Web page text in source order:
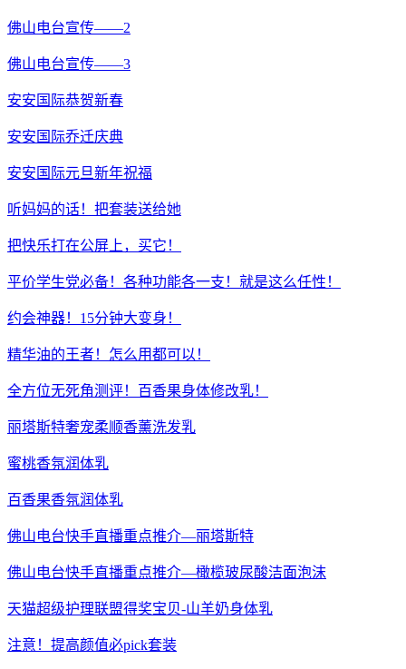
佛山电台宣传——2
佛山电台宣传——3
安安国际恭贺新春
安安国际乔迁庆典
安安国际元旦新年祝福
听妈妈的话！把套装送给她
把快乐打在公屏上，买它！
平价学生党必备！各种功能各一支！就是这么任性！
约会神器！15分钟大变身！
精华油的王者！怎么用都可以！
全方位无死角测评！百香果身体修改乳！
丽塔斯特奢宠柔顺香薰洗发乳
蜜桃香氛润体乳
百香果香氛润体乳
佛山电台快手直播重点推介—丽塔斯特
佛山电台快手直播重点推介—橄榄玻尿酸洁面泡沫
天猫超级护理联盟得奖宝贝-山羊奶身体乳
注意！提高颜值必pick套装